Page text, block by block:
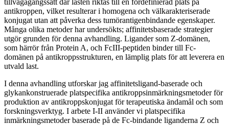
antikroppen, vilket resulterar i homogena och välkarakteriserade
konjugat utan att påverka dess tumörantigenbindande egenskaper.
Många olika metoder har undersökts; affinitetsbaserade strategier
utgör grunden för denna avhandling. Ligander som Z-domänen,
som härrör från Protein A, och FcIII-peptiden binder till Fc-
domänen på antikroppsstrukturen, en lämplig plats för att leverera en
utvald last.
I denna avhandling utforskar jag affinitetsligand-baserade och
glykankonstruerade platspecifika antikroppsinmärkningsmetoder för
produktion av antikroppskonjugat för terapeutiska ändamål och som
forskningsverktyg. I arbete I-II använder vi platspecifika
inmärkningsmetoder baserade på de Fc-bindande liganderna Z och